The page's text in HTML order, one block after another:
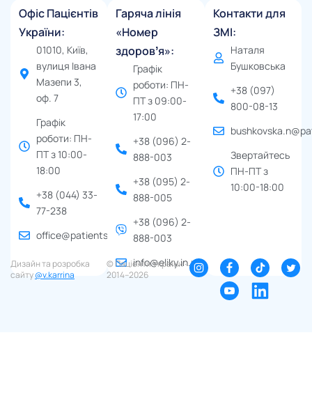
Офіс Пацієнтів
України:
01010, Київ,
вулиця Івана
Мазепи 3,
оф. 7
Графік
роботи: ПН-
ПТ з 10:00-
18:00
+38 (044) 33-
77-238
office@patients.org.ua
Гаряча лінія
«Номер
здоровʼя»:
Графік
роботи: ПН-
ПТ з 09:00-
17:00
+38 (096) 2-
888-003
+38 (095) 2-
888-005
+38 (096) 2-
888-003
info@eliky.in.ua
Контакти для
ЗМІ:
Наталя
Бушковська
+38 (097)
800-08-13
Звертайтесь
ПН-ПТ з
10:00-18:00
Дизайн та розробка
сайту@v.karrina
© Пацієнти України ∙
2014–2026